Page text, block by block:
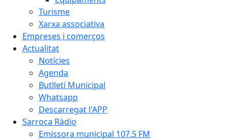
Turisme
Xarxa associativa
Empreses i comerços
Actualitat
Notícies
Agenda
Butlletí Municipal
Whatsapp
Descarregat l'APP
Sarroca Ràdio
Emissora municipal 107.5 FM